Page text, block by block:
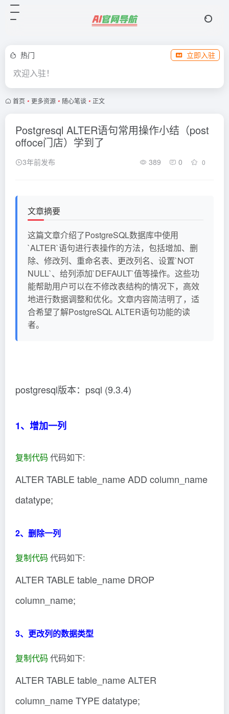
热门 立即入驻
欢迎入驻！
首页 • 更多资源 • 随心笔谈 • 正文
Postgresql ALTER语句常用操作小结（post
offoce门店）学到了
3年前发布 389 0 0
文章摘要
这篇文章介绍了PostgreSQL数据库中使用
`ALTER`语句进行表操作的方法，包括增加、删
除、修改列、重命名表、更改列名、设置`NOT
NULL`、给列添加`DEFAULT`值等操作。这些功
能帮助用户可以在不修改表结构的情况下，高效
地进行数据调整和优化。文章内容简洁明了，适
合希望了解PostgreSQL ALTER语句功能的读
者。
postgresql版本：psql (9.3.4)
1、增加一列
复制代码 代码如下:
ALTER TABLE table_name ADD column_name
datatype;
2、删除一列
复制代码 代码如下:
ALTER TABLE table_name DROP
column_name;
3、更改列的数据类型
复制代码 代码如下:
ALTER TABLE table_name ALTER
column_name TYPE datatype;